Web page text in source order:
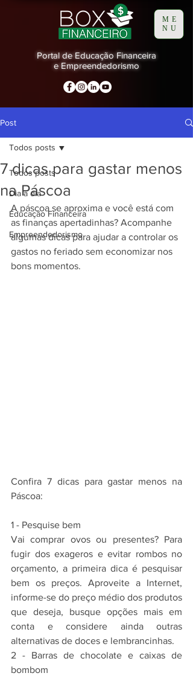
ME
NU
Portal de Educação Financeira
e Empreendedorismo
Post
Todos posts
Dia a dia
Educação Financeira
Empreendedorismo
Todos posts
7 dicas para gastar menos
na Páscoa
A páscoa se aproxima e você está com
as finanças apertadinhas? Acompanhe
algumas dicas para ajudar a controlar os
gastos no feriado sem economizar nos
bons momentos.
Confira 7 dicas para gastar menos na
Páscoa:
1 - Pesquise bem
Vai comprar ovos ou presentes? Para
fugir dos exageros e evitar rombos no
orçamento, a primeira dica é pesquisar
bem os preços. Aproveite a Internet,
informe-se do preço médio dos produtos
que deseja, busque opções mais em
conta e considere ainda outras
alternativas de doces e lembrancinhas.
2 - Barras de chocolate e caixas de
bombom